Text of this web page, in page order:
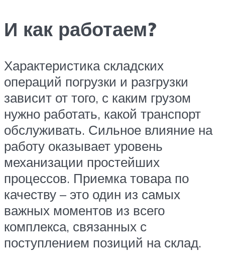
И как работаем?
Характеристика складских
операций погрузки и разгрузки
зависит от того, с каким грузом
нужно работать, какой транспорт
обслуживать. Сильное влияние на
работу оказывает уровень
механизации простейших
процессов. Приемка товара по
качеству – это один из самых
важных моментов из всего
комплекса, связанных с
поступлением позиций на склад.